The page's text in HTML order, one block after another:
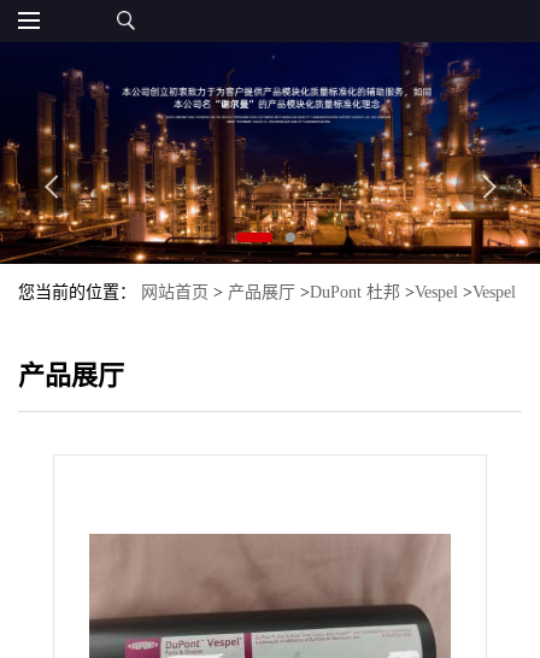
您当前的位置： 网站首页 > 产品展厅 >DuPont 杜邦 >Vespel >Vespel
产品展厅